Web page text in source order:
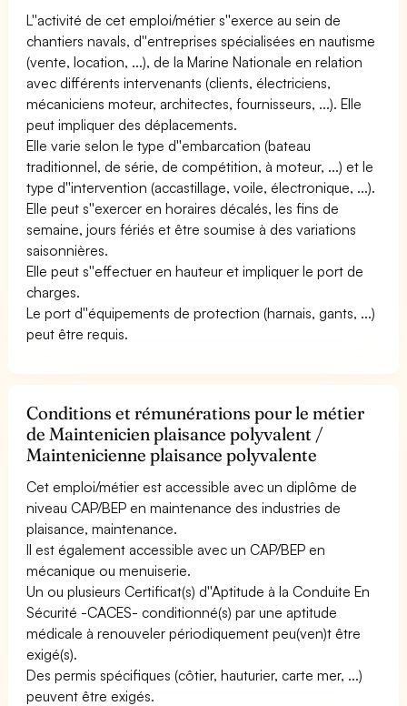
L''activité de cet emploi/métier s''exerce au sein de
chantiers navals, d''entreprises spécialisées en nautisme
(vente, location, ...), de la Marine Nationale en relation
avec différents intervenants (clients, électriciens,
mécaniciens moteur, architectes, fournisseurs, ...). Elle
peut impliquer des déplacements.
Elle varie selon le type d''embarcation (bateau
traditionnel, de série, de compétition, à moteur, ...) et le
type d''intervention (accastillage, voile, électronique, ...).
Elle peut s''exercer en horaires décalés, les fins de
semaine, jours fériés et être soumise à des variations
saisonnières.
Elle peut s''effectuer en hauteur et impliquer le port de
charges.
Le port d''équipements de protection (harnais, gants, ...)
peut être requis.
Conditions et rémunérations pour le métier
de Maintenicien plaisance polyvalent /
Maintenicienne plaisance polyvalente
Cet emploi/métier est accessible avec un diplôme de
niveau CAP/BEP en maintenance des industries de
plaisance, maintenance.
Il est également accessible avec un CAP/BEP en
mécanique ou menuiserie.
Un ou plusieurs Certificat(s) d''Aptitude à la Conduite En
Sécurité -CACES- conditionné(s) par une aptitude
médicale à renouveler périodiquement peu(ven)t être
exigé(s).
Des permis spécifiques (côtier, hauturier, carte mer, ...)
peuvent être exigés.